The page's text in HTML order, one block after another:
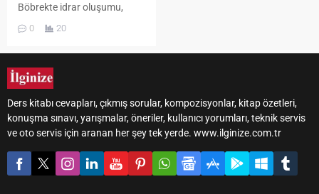
Böbrekte idrar oluşumu,
çalışmasıyla gerçekleşir. Bu
Glomerül kapillerlerinde
bulunan kan plazmasının bir
kısmı, basınç etkisiyle
Bowman kapsülü boşluğuna
geçer ve böylece idrar
oluşumunun ilk sıvı hâli
meydana gelir. Glomerüler
kapillerlerden Bowman
0 20
Ders kitabı cevapları, çıkmış sorular, kompozisyonlar, kitap özetleri,
konuşma sınavı, yarışmalar, öneriler, kullanıcı yorumları, teknik servis
ve oto servis için aranan her şey tek yerde. www.ilginize.com.tr